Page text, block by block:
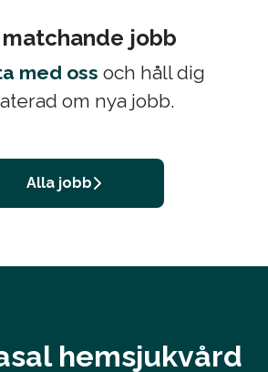
matchande jobb
med oss och håll dig
om nya jobb.
Alla jobb
hemsjukvård